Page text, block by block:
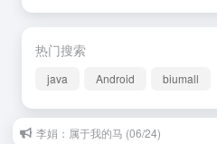
热门搜索
java Android biumall
李娟：属于我的马 (06/24)